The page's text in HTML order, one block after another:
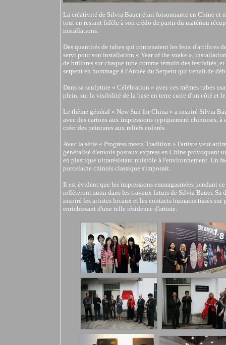
La créativité de Silvia Bauer était foisonnante en Chine et
tout en restant fidèle à son crédo de partir du matériau
installations.
Des quantités de tubes qui contenaient les feux d'artifices
servi pour son installation « Year of the snake »,
de brûlures sur chaque tube comme témoin des festivités,
serpent en hommage à l'Année du Serpent qui venait de
Dans sa sculpture « Célébration » avec ces mêmes tubes
plein, sur la visibilité de la base en terre cuite d'un côté et
Le thème général « New Sun for China » a inspiré Silvia
avec des cartons aux impressions typiquement chinoises, à
créer des peintures aux reliefs colorés.
Avec la série « Progress meets Tradition » l'artiste veut
généralisé d'envois postaux express en Chine provoquant
en plastique ultrarésistant nuisible à l'environnement. Un
porcelaine chinois classique s'imposait.
Il est évident que les impressions emmagasinées pendant
reflèteront aussi dans les travaux futurs de Silvia Bauer. Sa
inspiré les artistes locaux et les contacts humains tissés
enrichissant d'une telle résidence d'artiste.